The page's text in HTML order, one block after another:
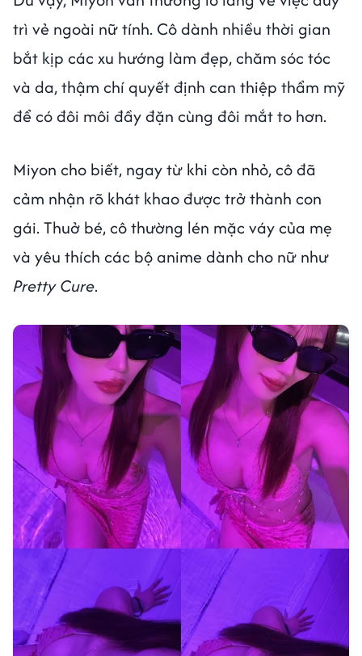
trì vẻ ngoài nữ tính. Cô dành nhiều thời gian
bắt kịp các xu hướng làm đẹp, chăm sóc tóc
và da, thậm chí quyết định can thiệp thẩm mỹ
để có đôi môi đầy đặn cùng đôi mắt to hơn.
Miyon cho biết, ngay từ khi còn nhỏ, cô đã
cảm nhận rõ khát khao được trở thành con
gái. Thuở bé, cô thường lén mặc váy của mẹ
và yêu thích các bộ anime dành cho nữ như
Pretty Cure.